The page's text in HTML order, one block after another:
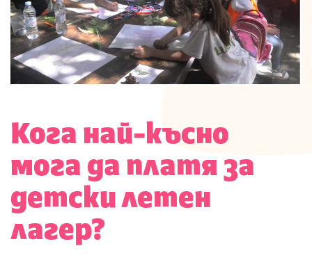
Кога най-късно
мога да платя за
детски летен
лагер?